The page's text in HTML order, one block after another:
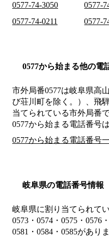
0577-74-3050
0577-
0577-74-0211
0577-
0577から始まる他の電
市外局番0577は岐阜県高
び荘川町を除く。）、飛
当てられている市外局番で
0577から始まる電話番号
0577から始まる電話番号
岐阜県の電話番号情報
岐阜県に割り当てられて
0573・0574・0575・0576
0581・0584・0585がありま